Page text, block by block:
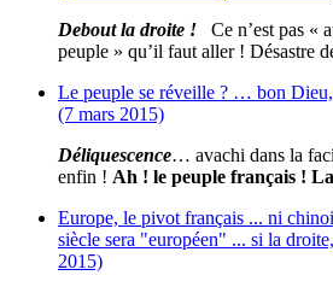
Debout la droite !
Ce n’est pas «
peuple » qu’il faut aller ! Désastre
Le peuple se réveille ? … bon
(7 mars 2015)
Déliquescence… avachi dans la
enfin ! Ah ! le peuple français ! La
Europe, le pivot français ... ni
siècle sera "européen" ... si la
2015)